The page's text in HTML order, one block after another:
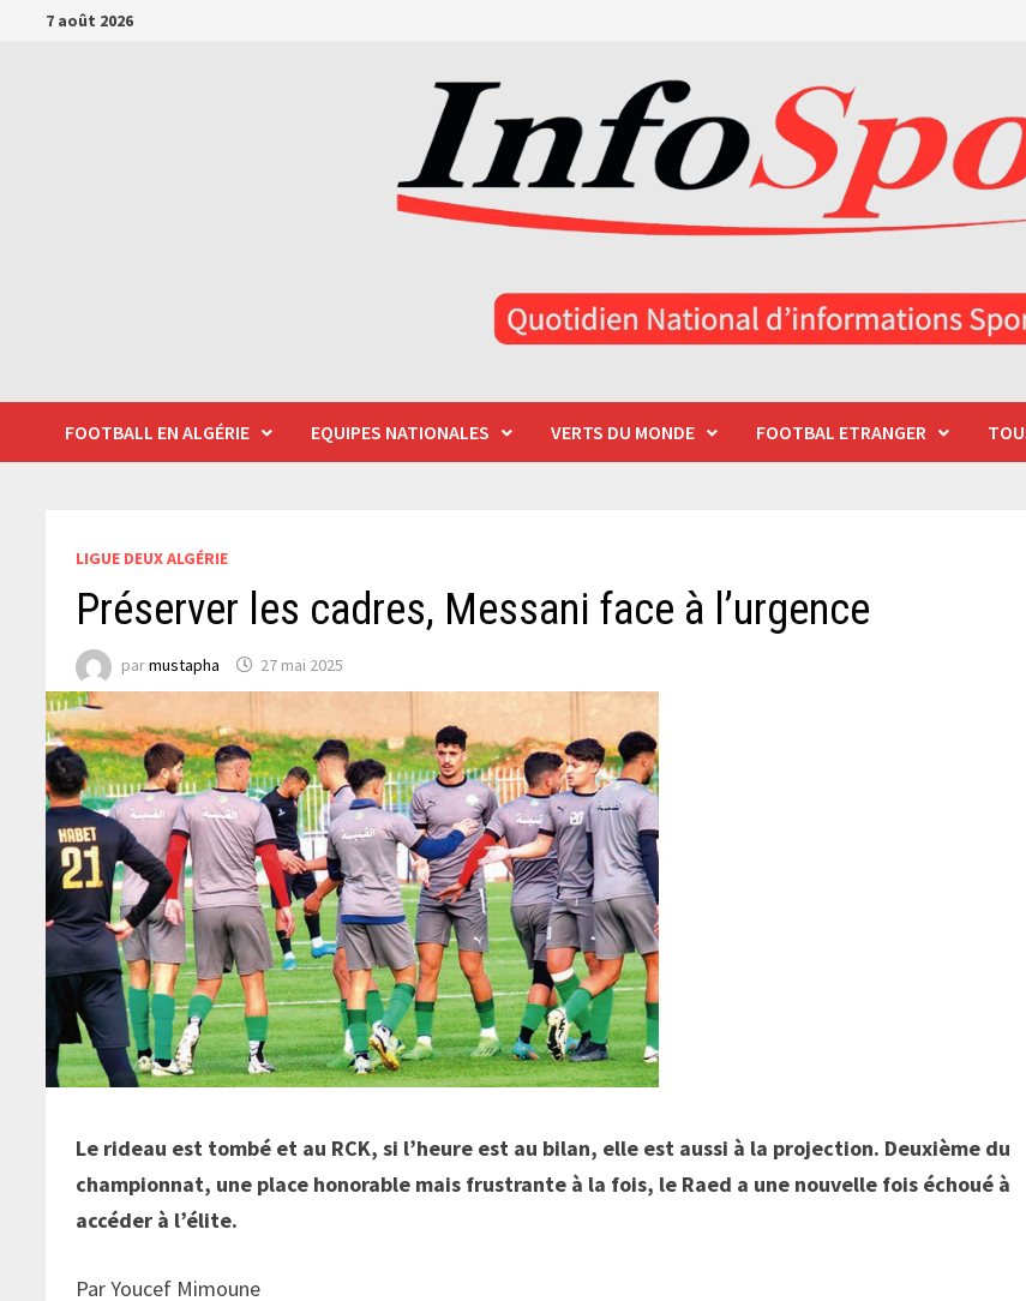
Passer7 août 2026
FOOTBALL EN ALGÉRIE EQUIPES NATIONALES VERTS DU MONDE FOOTBAL ETRANGER
LIGUE DEUX ALGÉRIE
Préserver les cadres, Messani face à l’urgence
parmustapha 27 mai 2025
Le rideau est tombé et au RCK, si l’heure est au bilan, elle est aussi à la projection. Deuxième du
championnat, une place honorable mais frustrante à la fois, le Raed a une nouvelle fois échoué à
accéder à l’élite.
Par Youcef Mimoune